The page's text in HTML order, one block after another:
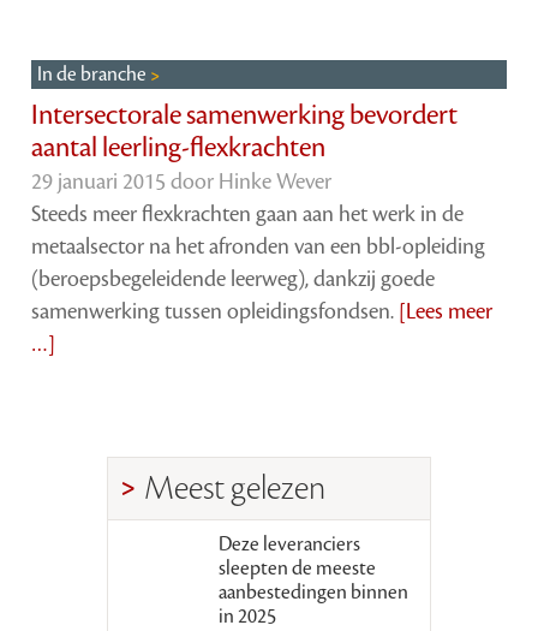
In de branche
Intersectorale samenwerking bevordert
aantal leerling-flexkrachten
29 januari 2015 door Hinke Wever
Steeds meer flexkrachten gaan aan het werk in de
metaalsector na het afronden van een bbl-opleiding
(beroepsbegeleidende leerweg), dankzij goede
samenwerking tussen opleidingsfondsen. [Lees meer
…]
Meest gelezen
Deze leveranciers
sleepten de meeste
aanbestedingen binnen
in 2025